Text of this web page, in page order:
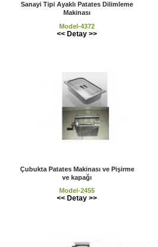
Sanayi Tipi Ayaklı Patates Dilimleme
Makinası
Model-4372
<< Detay >>
Çubukta Patates Makinası ve Pişirme
ve kapağı
Model-2455
<< Detay >>